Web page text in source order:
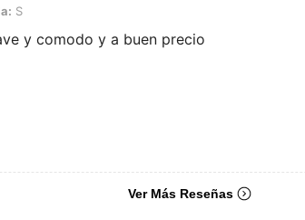
S
y comodo y a buen precio
Ver Más Reseñas